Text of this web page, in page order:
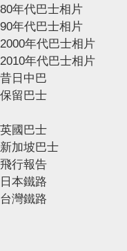
80年代巴士相片
90年代巴士相片
2000年代巴士相片
2010年代巴士相片
昔日中巴
保留巴士
英國巴士
新加坡巴士
飛行報告
日本鐵路
台灣鐵路